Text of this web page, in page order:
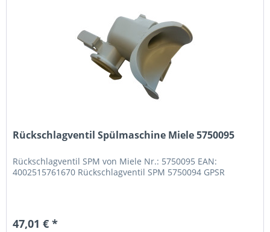
Rückschlagventil Spülmaschine Miele 5750095
Rückschlagventil SPM von Miele Nr.: 5750095 EAN:
4002515761670 Rückschlagventil SPM 5750094 GPSR
47,01 € *